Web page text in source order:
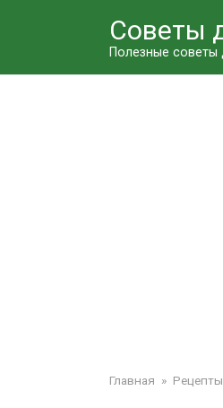
Советы
Полезные
Главная » Рецепты